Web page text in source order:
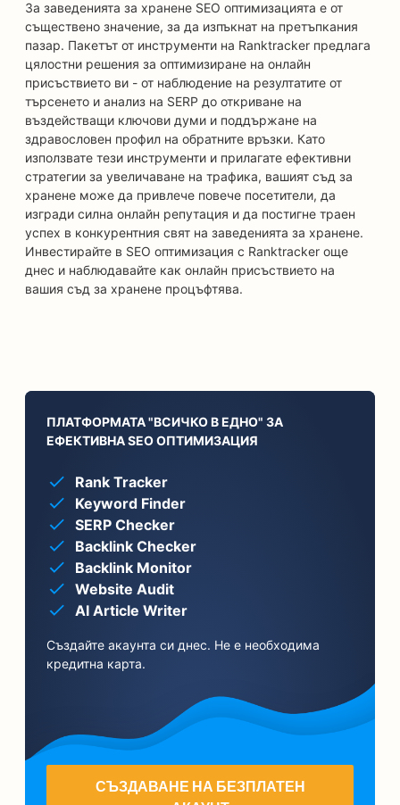
За заведенията за хранене SEO оптимизацията е от
съществено значение, за да изпъкнат на претъпкания
пазар. Пакетът от инструменти на Ranktracker предлага
цялостни решения за оптимизиране на онлайн
присъствието ви - от наблюдение на резултатите от
търсенето и анализ на SERP до откриване на
въздействащи ключови думи и поддържане на
здравословен профил на обратните връзки. Като
използвате тези инструменти и прилагате ефективни
стратегии за увеличаване на трафика, вашият съд за
хранене може да привлече повече посетители, да
изгради силна онлайн репутация и да постигне траен
успех в конкурентния свят на заведенията за хранене.
Инвестирайте в SEO оптимизация с Ranktracker още
днес и наблюдавайте как онлайн присъствието на
вашия съд за хранене процъфтява.
ПЛАТФОРМАТА "ВСИЧКО В ЕДНО" ЗА
ЕФЕКТИВНА SEO ОПТИМИЗАЦИЯ
Rank Tracker
Keyword Finder
SERP Checker
Backlink Checker
Backlink Monitor
Website Audit
AI Article Writer
Създайте акаунта си днес. Не е необходима
кредитна карта.
СЪЗДАВАНЕ НА БЕЗПЛАТЕН